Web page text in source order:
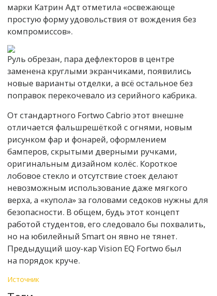
марки Катрин Адт отметила «освежающе
простую форму удовольствия от вождения без
компромиссов».
Руль обрезан, пара дефлекторов в центре
заменена круглыми экранчиками, появились
новые варианты отделки, а всё остальное без
поправок перекочевало из серийного кабрика.
От стандартного Fortwo Cabrio этот внешне
отличается фальшрешёткой с огнями, новым
рисунком фар и фонарей, оформлением
бамперов, скрытыми дверными ручками,
оригинальным дизайном колёс. Короткое
лобовое стекло и отсутствие стоек делают
невозможным использование даже мягкого
верха, а «купола» за головами седоков нужны для
безопасности. В общем, будь этот концепт
работой студентов, его следовало бы похвалить,
но на юбилейный Smart он явно не тянет.
Предыдущий шоу-кар Vision EQ Fortwo был
на порядок круче.
Источник